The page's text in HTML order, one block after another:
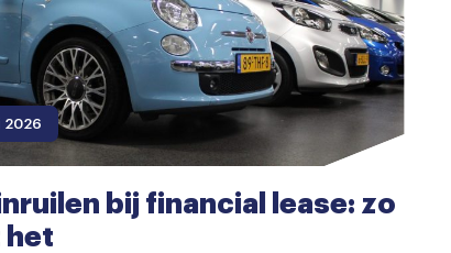
2026
bij financial lease: zo
het